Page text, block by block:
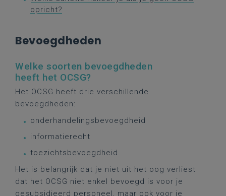
opricht?
Bevoegdheden
Welke soorten bevoegdheden
heeft het OCSG?
Het OCSG heeft drie verschillende
bevoegdheden:
onderhandelingsbevoegdheid
informatierecht
toezichtsbevoegdheid
Het is belangrijk dat je niet uit het oog verliest
dat het OCSG niet enkel bevoegd is voor je
gesubsidieerd personeel, maar ook voor je